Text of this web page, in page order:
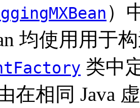
）
均使用用于
类中
在相同 Java